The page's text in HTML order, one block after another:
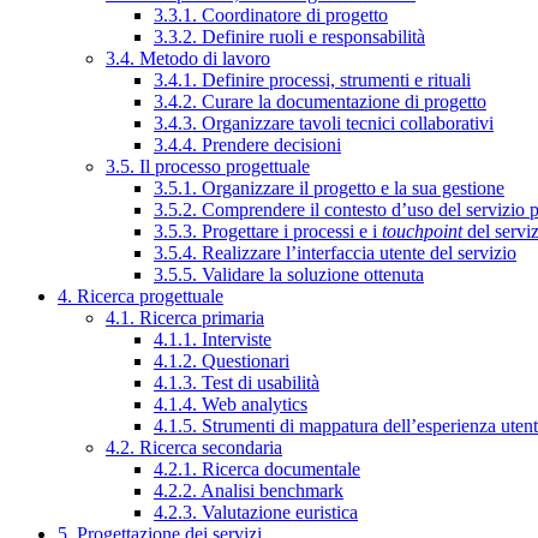
3.3.1. Coordinatore di progetto
3.3.2. Definire ruoli e responsabilità
3.4. Metodo di lavoro
3.4.1. Definire processi, strumenti e rituali
3.4.2. Curare la documentazione di progetto
3.4.3. Organizzare tavoli tecnici collaborativi
3.4.4. Prendere decisioni
3.5. Il processo progettuale
3.5.1. Organizzare il progetto e la sua gestione
3.5.2. Comprendere il contesto d’uso del servizio
3.5.3. Progettare i processi e i touchpointdel
3.5.4. Realizzare l’interfaccia utente del servizio
3.5.5. Validare la soluzione ottenuta
4. Ricerca progettuale
4.1. Ricerca primaria
4.1.1. Interviste
4.1.2. Questionari
4.1.3. Test di usabilità
4.1.4. Web analytics
4.1.5. Strumenti di mappatura dell’esperienza
4.2. Ricerca secondaria
4.2.1. Ricerca documentale
4.2.2. Analisi benchmark
4.2.3. Valutazione euristica
5. Progettazione dei servizi